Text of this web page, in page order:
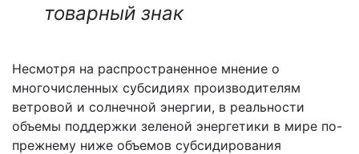
товарный знак
Несмотря на распространенное мнение о
многочисленных субсидиях производителям
ветровой и солнечной энергии, в реальности
объемы поддержки зеленой энергетики в мире по-
прежнему ниже объемов субсидирования